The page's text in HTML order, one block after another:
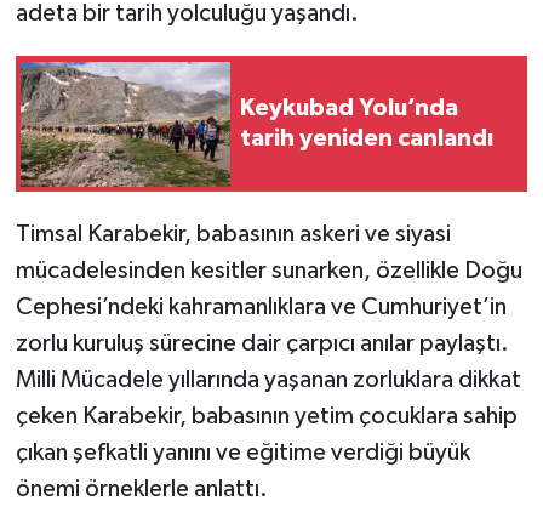
adeta bir tarih yolculuğu yaşandı.
Keykubad Yolu’nda
tarih yeniden canlandı
Timsal Karabekir, babasının askeri ve siyasi
mücadelesinden kesitler sunarken, özellikle Doğu
Cephesi’ndeki kahramanlıklara ve Cumhuriyet’in
zorlu kuruluş sürecine dair çarpıcı anılar paylaştı.
Milli Mücadele yıllarında yaşanan zorluklara dikkat
çeken Karabekir, babasının yetim çocuklara sahip
çıkan şefkatli yanını ve eğitime verdiği büyük
önemi örneklerle anlattı.